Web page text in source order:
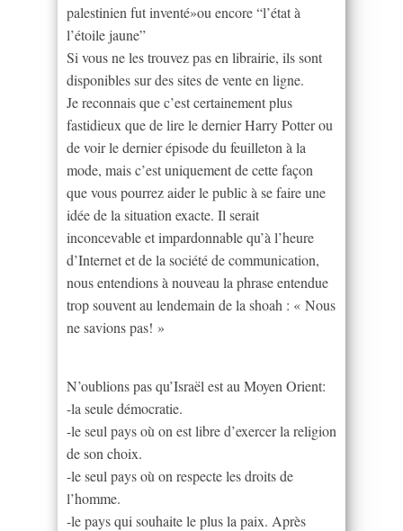
palestinien fut inventé»ou encore “l’état à
l’étoile jaune”
Si vous ne les trouvez pas en librairie, ils sont
disponibles sur des sites de vente en ligne.
Je reconnais que c’est certainement plus
fastidieux que de lire le dernier Harry Potter ou
de voir le dernier épisode du feuilleton à la
mode, mais c’est uniquement de cette façon
que vous pourrez aider le public à se faire une
idée de la situation exacte. Il serait
inconcevable et impardonnable qu’à l’heure
d’Internet et de la société de communication,
nous entendions à nouveau la phrase entendue
trop souvent au lendemain de la shoah : « Nous
ne savions pas! »
N’oublions pas qu’Israël est au Moyen Orient:
-la seule démocratie.
-le seul pays où on est libre d’exercer la religion
de son choix.
-le seul pays où on respecte les droits de
l’homme.
-le pays qui souhaite le plus la paix. Après